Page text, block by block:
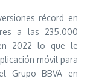
récord en
a las 235.000
2022 lo que le
móvil para
Grupo BBVA en